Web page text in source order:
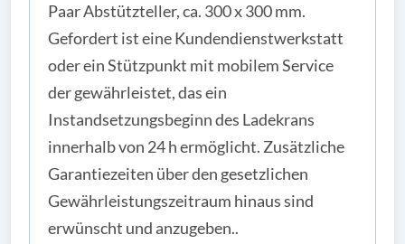
Paar Abstützteller, ca. 300 x 300 mm.
Gefordert ist eine Kundendienstwerkstatt
oder ein Stützpunkt mit mobilem Service
der gewährleistet, das ein
Instandsetzungsbeginn des Ladekrans
innerhalb von 24 h ermöglicht. Zusätzliche
Garantiezeiten über den gesetzlichen
Gewährleistungszeitraum hinaus sind
erwünscht und anzugeben..